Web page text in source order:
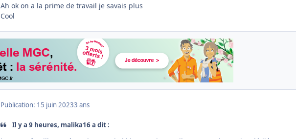
Ah ok on a la prime de travail je savais plus
Cool
Publication: 15 juin 20233 ans
Il y a 9 heures, malika16 a dit :